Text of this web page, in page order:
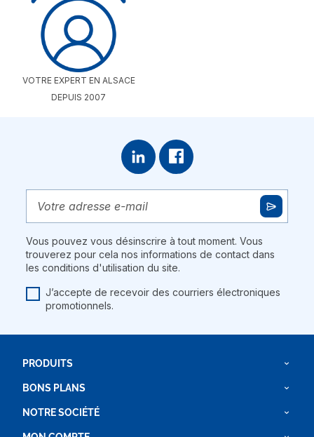
VOTRE EXPERT EN ALSACE
DEPUIS 2007
Vous pouvez vous désinscrire à tout moment. Vous
trouverez pour cela nos informations de contact dans
les conditions d'utilisation du site.
J’accepte de recevoir des courriers électroniques
promotionnels.
PRODUITS
BONS PLANS
NOTRE SOCIÉTÉ